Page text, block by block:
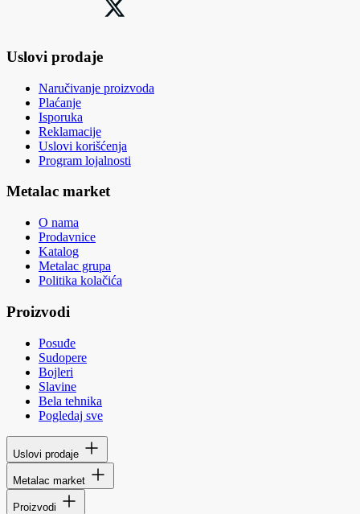
Uslovi prodaje
Naručivanje proizvoda
Plaćanje
Isporuka
Reklamacije
Uslovi korišćenja
Program lojalnosti
Metalac market
O nama
Prodavnice
Katalog
Metalac grupa
Politika kolačića
Proizvodi
Posuđe
Sudopere
Bojleri
Slavine
Bela tehnika
Pogledaj sve
Uslovi prodaje
Metalac market
Proizvodi